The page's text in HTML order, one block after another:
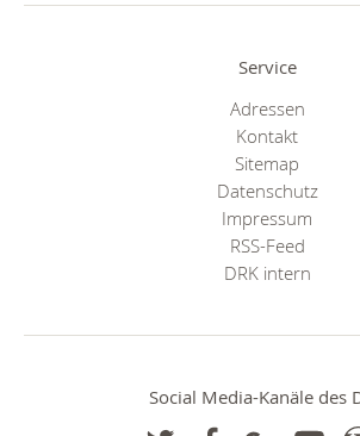
Service
Adressen
Kontakt
Sitemap
Datenschutz
Impressum
RSS-Feed
DRK intern
Social Media-Kanäle des